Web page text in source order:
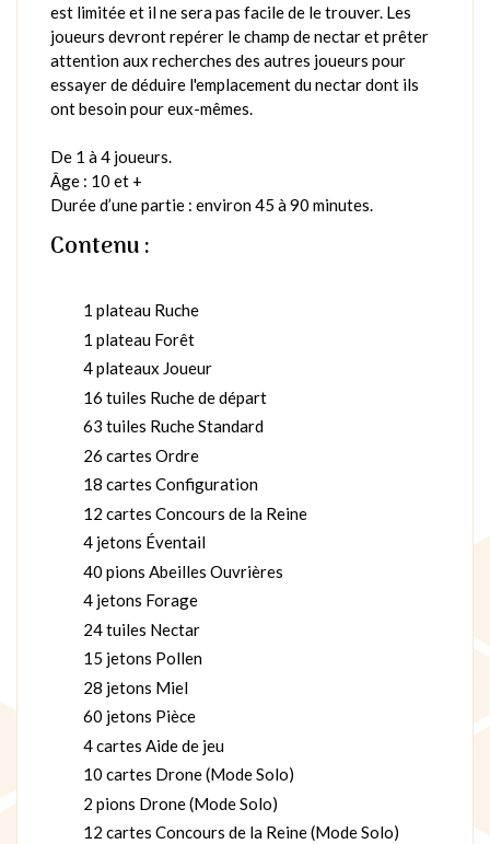
est limitée et il ne sera pas facile de le trouver. Les
joueurs devront repérer le champ de nectar et prêter
attention aux recherches des autres joueurs pour
essayer de déduire l'emplacement du nectar dont ils
ont besoin pour eux-mêmes.
De 1 à 4 joueurs.
Âge : 10 et +
Durée d’une partie : environ 45 à 90 minutes.
Contenu :
1 plateau Ruche
1 plateau Forêt
4 plateaux Joueur
16 tuiles Ruche de départ
63 tuiles Ruche Standard
26 cartes Ordre
18 cartes Configuration
12 cartes Concours de la Reine
4 jetons Éventail
40 pions Abeilles Ouvrières
4 jetons Forage
24 tuiles Nectar
15 jetons Pollen
28 jetons Miel
60 jetons Pièce
4 cartes Aide de jeu
10 cartes Drone (Mode Solo)
2 pions Drone (Mode Solo)
12 cartes Concours de la Reine (Mode Solo)